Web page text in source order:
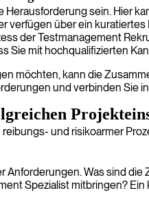
sein. Hier
verfügen über ein
der Testmanagement
Sie mit hochqualifizierten
möchten, kann die
und verbinden Sie
und risikoarmer
Anforderungen. Was sind
Spezialist mitbringen?